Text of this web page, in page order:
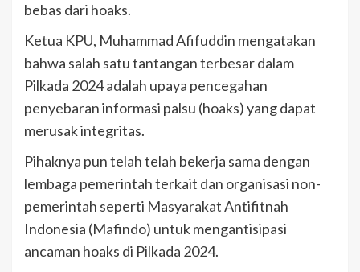
bebas dari hoaks.
Ketua KPU, Muhammad Afifuddin mengatakan
bahwa salah satu tantangan terbesar dalam
Pilkada 2024 adalah upaya pencegahan
penyebaran informasi palsu (hoaks) yang dapat
merusak integritas.
Pihaknya pun telah telah bekerja sama dengan
lembaga pemerintah terkait dan organisasi non-
pemerintah seperti Masyarakat Antifitnah
Indonesia (Mafindo) untuk mengantisipasi
ancaman hoaks di Pilkada 2024.